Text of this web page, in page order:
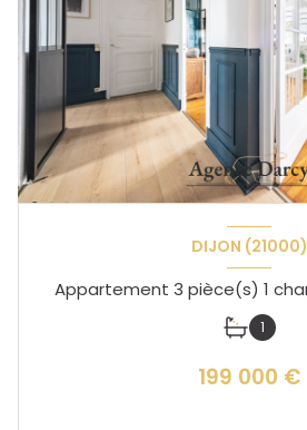
DIJON (21000)
1
199 000 €